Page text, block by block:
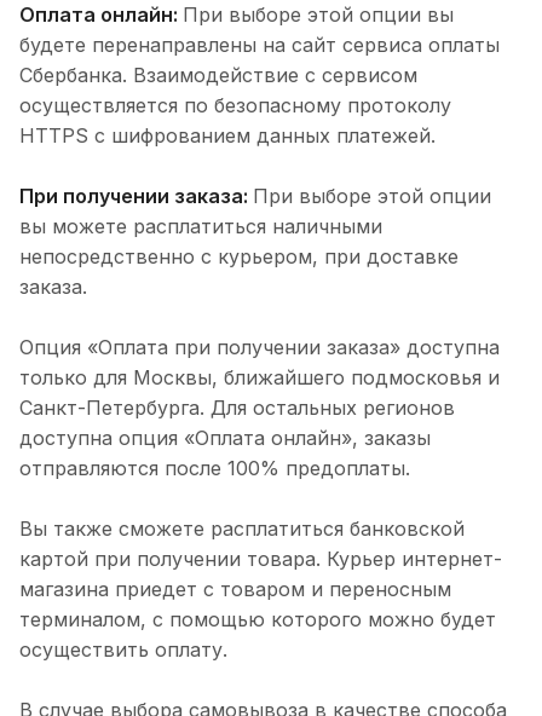
Оплата онлайн: При выборе этой опции вы
будете перенаправлены на сайт сервиса оплаты
Сбербанка. Взаимодействие с сервисом
осуществляется по безопасному протоколу
HTTPS с шифрованием данных платежей.
При получении заказа: При выборе этой опции
вы можете расплатиться наличными
непосредственно с курьером, при доставке
заказа.
Опция «Оплата при получении заказа» доступна
только для Москвы, ближайшего подмосковья и
Санкт-Петербурга. Для остальных регионов
доступна опция «Оплата онлайн», заказы
отправляются после 100% предоплаты.
Вы также сможете расплатиться банковской
картой при получении товара. Курьер интернет-
магазина приедет с товаром и переносным
терминалом, с помощью которого можно будет
осуществить оплату.
В случае выбора самовывоза в качестве способа